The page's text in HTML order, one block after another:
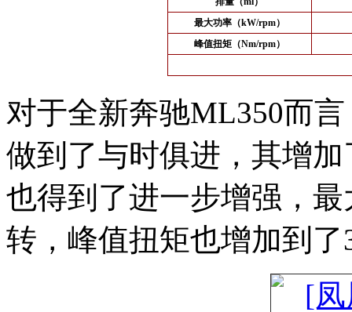
最大功率（kW/rpm）
峰值扭矩（Nm/rpm）
对于全新奔驰ML350而
做到了与时俱进，其增
也得到了进一步增强，
转，峰值扭矩也增加到了